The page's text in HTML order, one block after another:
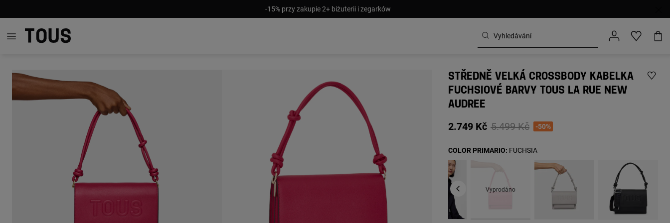
-15% przy zakupie 2+ biżuterii i zegarków
STŘEDNĚ VELKÁ CROSSBODY KABELKA
FUCHSIOVÉ BARVY TOUS LA RUE NEW
AUDREE
2.749 Kč Price reduced from
5.499 Kčto-50%
Vyprodáno
COLOR PRIMARIO: FUCHSIA